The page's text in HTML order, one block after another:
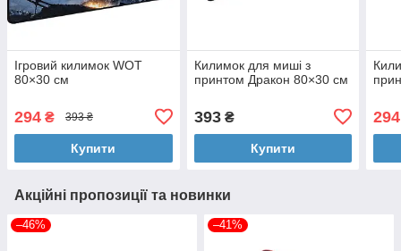
Ігровий килимок WOT
80×30 см
294 ₴ 393 ₴
Купити
Килимок для миші з
принтом Дракон 80×30 см
393₴
Купити
294
Акційні пропозиції та новинки
–46% –41%